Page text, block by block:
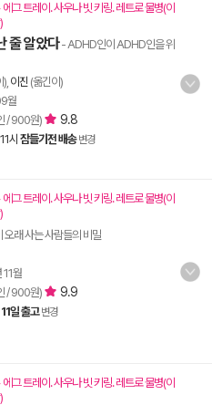
그 트레이. 사우나 빗 키링. 레트로 물병(이
줄 알았다- ADHD인이 ADHD인을 위
이진 (옮긴이)
월
/ 900원) 9.8
시 잠들기전 배송 변경
그 트레이. 사우나 빗 키링. 레트로 물병(이
오래 사는 사람들의 비밀
월
/ 900원) 9.9
일 출고 변경
그 트레이. 사우나 빗 키링. 레트로 물병(이